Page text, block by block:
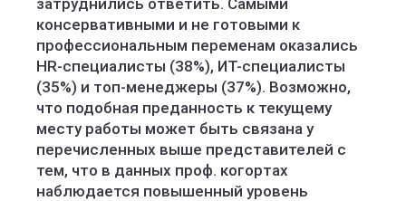
затруднились ответить. Самыми
консервативными и не готовыми к
профессиональным переменам оказались
HR-специалисты (38%), ИТ-специалисты
(35%) и топ-менеджеры (37%). Возможно,
что подобная преданность к текущему
месту работы может быть связана у
перечисленных выше представителей с
тем, что в данных проф. когортах
наблюдается повышенный уровень